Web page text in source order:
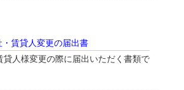
・賃貸人変更の届出書
貸人様変更の際に届出いただく書類で